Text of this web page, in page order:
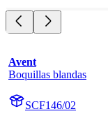
Avent
Boquillas blandas
SCF146/02